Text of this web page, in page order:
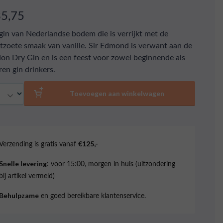
van Nederlandse bodem die is verrijkt met de
smaak van vanille. Sir Edmond is verwant aan de
Dry Gin en is een feest voor zowel beginnende als
gin drinkers.
Toevoegen aan winkelwagen
is gratis vanaf€125,-
levering: voor 15:00, morgen in huis (uitzondering
artikel vermeld)
en goed bereikbare klantenservice.